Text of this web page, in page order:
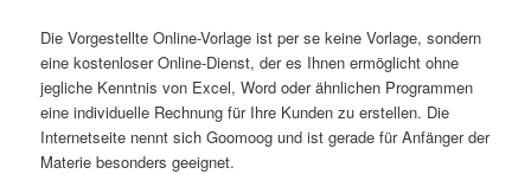
Die Vorgestellte Online-Vorlage ist per se keine Vorlage, sondern
eine kostenloser Online-Dienst, der es Ihnen ermöglicht ohne
jegliche Kenntnis von Excel, Word oder ähnlichen Programmen
eine individuelle Rechnung für Ihre Kunden zu erstellen. Die
Internetseite nennt sich Goomoog und ist gerade für Anfänger der
Materie besonders geeignet.